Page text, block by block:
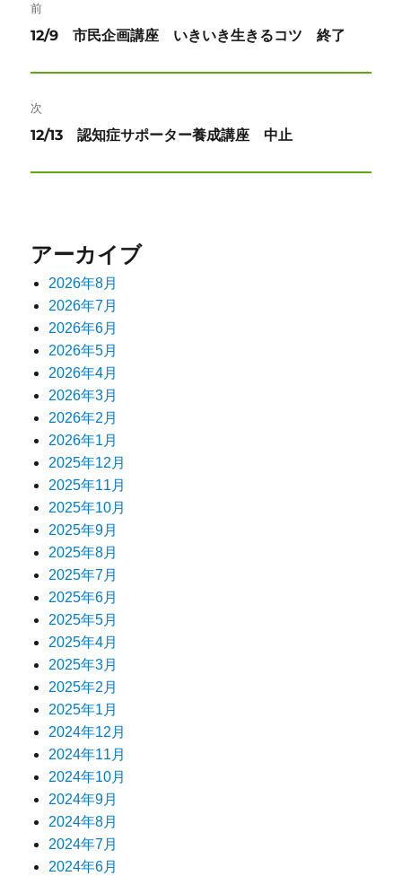
稿
ゲ
ン
前
前
稿:
12/9 市民企画講座 いきいき生きるコツ 終了
次
次
12/13 認知症サポーター養成講座 中止
アーカイブ
2026年8月
2026年7月
2026年6月
2026年5月
2026年4月
2026年3月
2026年2月
2026年1月
2025年12月
2025年11月
2025年10月
2025年9月
2025年8月
2025年7月
2025年6月
2025年5月
2025年4月
2025年3月
2025年2月
2025年1月
2024年12月
2024年11月
2024年10月
2024年9月
2024年8月
2024年7月
2024年6月